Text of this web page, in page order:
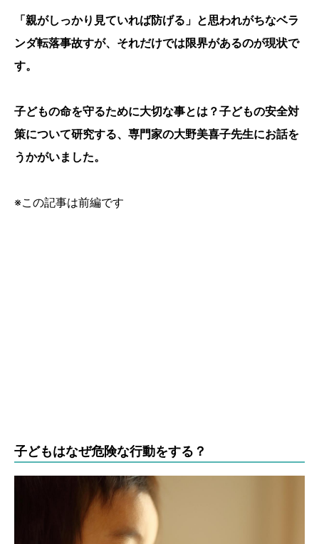
「親がしっかり見ていれば防げる」と思われがちなベラ
ンダ転落事故すが、それだけでは限界があるのが現状で
す。
子どもの命を守るために大切な事とは？子どもの安全対
策について研究する、専門家の大野美喜子先生にお話を
うかがいました。
※この記事は前編です
子どもはなぜ危険な行動をする？